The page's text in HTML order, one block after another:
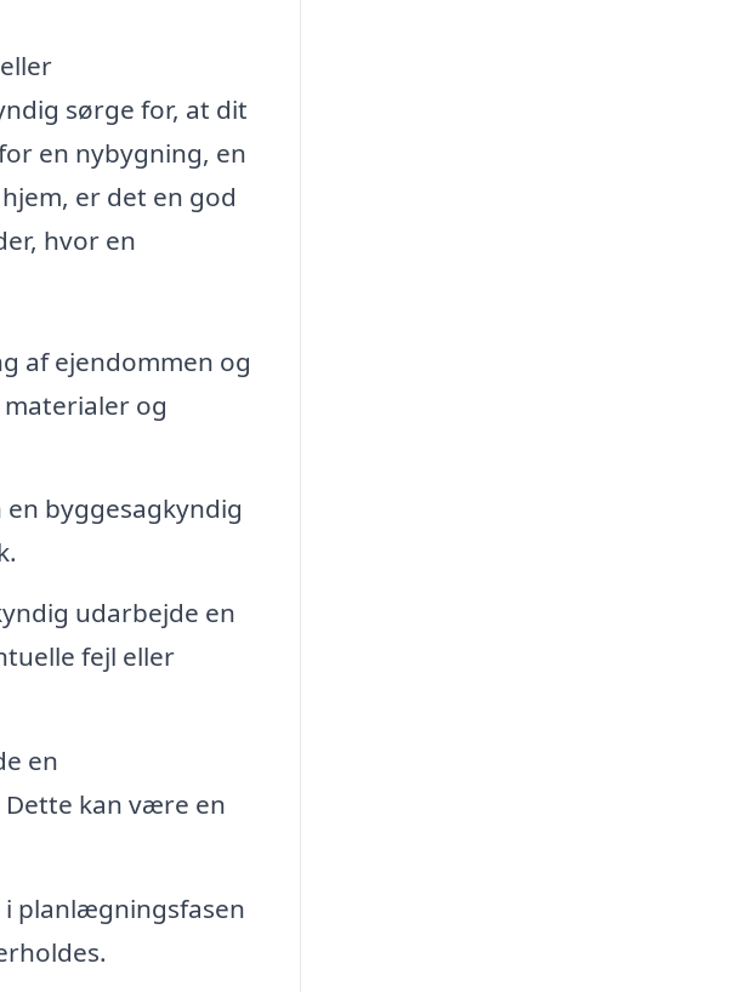
sørge for, at dit
en nybygning, en
er det en god
hvor en
af ejendommen og
og
byggesagkyndig
udarbejde en
fejl eller
en
kan være en
i planlægningsfasen